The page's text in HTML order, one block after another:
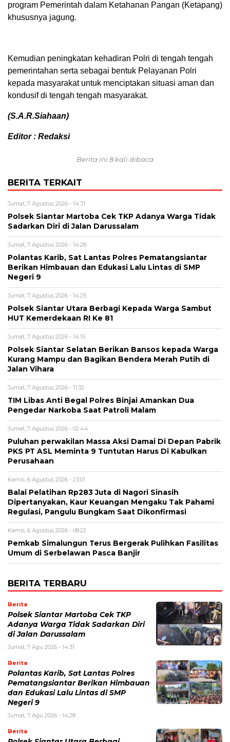
program Pemerintah dalam Ketahanan Pangan (Ketapang)
khususnya jagung.
Kemudian peningkatan kehadiran Polri di tengah tengah
pemerintahan serta sebagai bentuk Pelayanan Polri
kepada masyarakat untuk menciptakan situasi aman dan
kondusif di tengah tengah masyarakat.
(S.A.R.Siahaan)
Editor : Redaksi
Berita ini 8 kali dibaca
BERITA TERKAIT
Jumat, 7 Agustus 2026 - 14:31
Polsek Siantar Martoba Cek TKP Adanya Warga Tidak
Sadarkan Diri di Jalan Darussalam
Jumat, 7 Agustus 2026 - 14:28
Polantas Karib, Sat Lantas Polres Pematangsiantar
Berikan Himbauan dan Edukasi Lalu Lintas di SMP
Negeri 9
Jumat, 7 Agustus 2026 - 14:25
Polsek Siantar Utara Berbagi Kepada Warga Sambut
HUT Kemerdekaan RI Ke 81
Jumat, 7 Agustus 2026 - 14:15
Polsek Siantar Selatan Berikan Bansos kepada Warga
Kurang Mampu dan Bagikan Bendera Merah Putih di
Jalan Vihara
Jumat, 7 Agustus 2026 - 11:32
TIM Libas Anti Begal Polres Binjai Amankan Dua
Pengedar Narkoba Saat Patroli Malam
Jumat, 7 Agustus 2026 - 02:44
Puluhan perwakilan Massa Aksi Damai Di Depan Pabrik
PKS PT ASL Meminta 9 Tuntutan Harus Di Kabulkan
Perusahaan
Kamis, 6 Agustus 2026 - 23:01
Balai Pelatihan Rp283 Juta di Nagori Sinasih
Dipertanyakan, Kaur Keuangan Mengaku Tak Pahami
Regulasi, Pangulu Bungkam Saat Dikonfirmasi
Kamis, 6 Agustus 2026 - 08:22
Pemkab Simalungun Terus Bergerak Pulihkan Fasilitas
Umum di Serbelawan Pasca Banjir
BERITA TERBARU
Berita
Polsek Siantar Martoba Cek TKP
Adanya Warga Tidak Sadarkan Diri
di Jalan Darussalam
Jumat, 7 Agu 2026 - 14:31
Berita
Polantas Karib, Sat Lantas Polres
Pematangsiantar Berikan Himbauan
dan Edukasi Lalu Lintas di SMP
Negeri 9
Jumat, 7 Agu 2026 - 14:28
Berita